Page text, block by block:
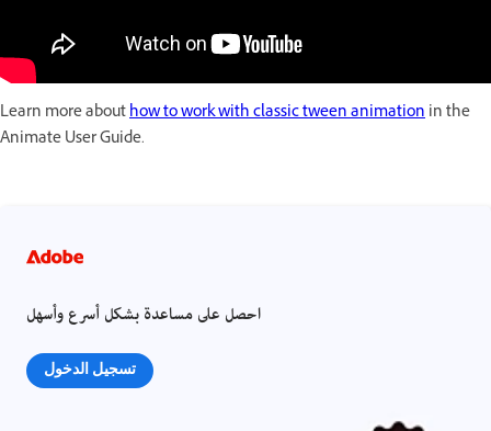
Learn more abouthow to work with classic tween animationin the
Animate User Guide.
احصل على مساعدة بشكل أسرع وأسهل
تسجيل الدخول